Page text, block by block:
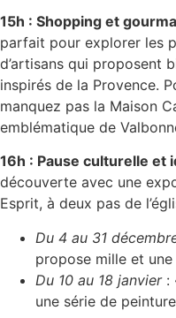
15h : Shopping et
parfait pour explorer les
d’artisans qui proposent
inspirés de la Provence.
manquez pas la Maison
emblématique de
16h : Pause culturelle et
découverte avec une
Esprit, à deux pas de
Du 4 au 31
propose mille et
Du 10 au 18 janvier:
une série de